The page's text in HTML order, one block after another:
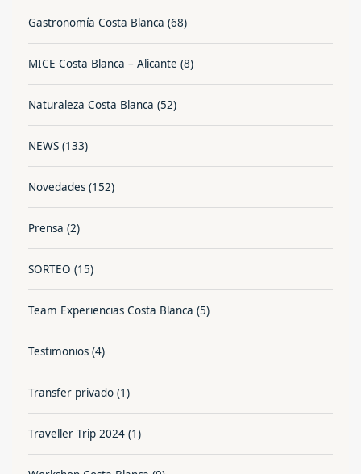
Gastronomía Costa Blanca (68)
MICE Costa Blanca – Alicante (8)
Naturaleza Costa Blanca (52)
NEWS (133)
Novedades (152)
Prensa (2)
SORTEO (15)
Team Experiencias Costa Blanca (5)
Testimonios (4)
Transfer privado (1)
Traveller Trip 2024 (1)